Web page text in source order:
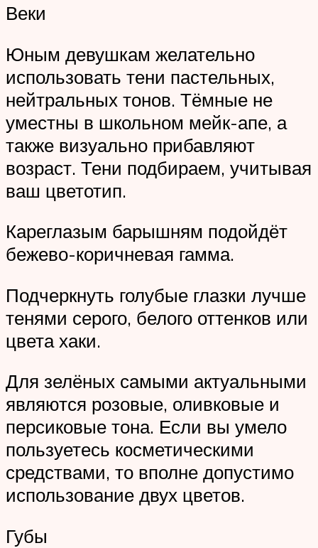
Веки
Юным девушкам желательно
использовать тени пастельных,
нейтральных тонов. Тёмные не
уместны в школьном мейк-апе, а
также визуально прибавляют
возраст. Тени подбираем, учитывая
ваш цветотип.
Кареглазым барышням подойдёт
бежево-коричневая гамма.
Подчеркнуть голубые глазки лучше
тенями серого, белого оттенков или
цвета хаки.
Для зелёных самыми актуальными
являются розовые, оливковые и
персиковые тона. Если вы умело
пользуетесь косметическими
средствами, то вполне допустимо
использование двух цветов.
Губы